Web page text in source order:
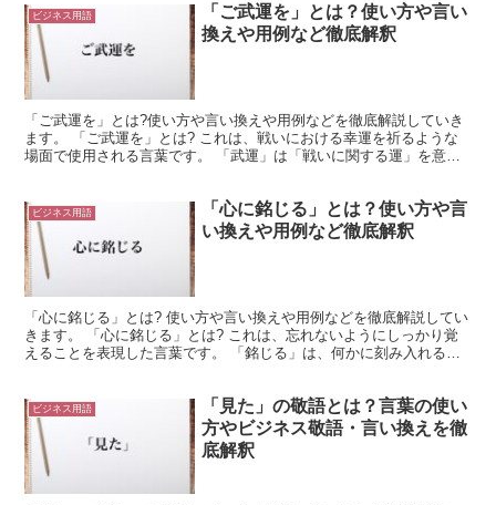
ビジネス用語
「ご武運を」とは？使い方や言い
換えや用例など徹底解釈
「ご武運を」とは?使い方や言い換えや用例などを徹底解説していき
ます。 「ご武運を」とは? これは、戦いにおける幸運を祈るような
場面で使用される言葉です。 「武運」は「戦いに関する運」を意味
ビジネス用語
「心に銘じる」とは？使い方や言
い換えや用例など徹底解釈
「心に銘じる」とは? 使い方や言い換えや用例などを徹底解説してい
きます。 「心に銘じる」とは? これは、忘れないようにしっかり覚
えることを表現した言葉です。 「銘じる」は、何かに刻み入れるよ
ビジネス用語
「見た」の敬語とは？言葉の使い
方やビジネス敬語・言い換えを徹
底解釈